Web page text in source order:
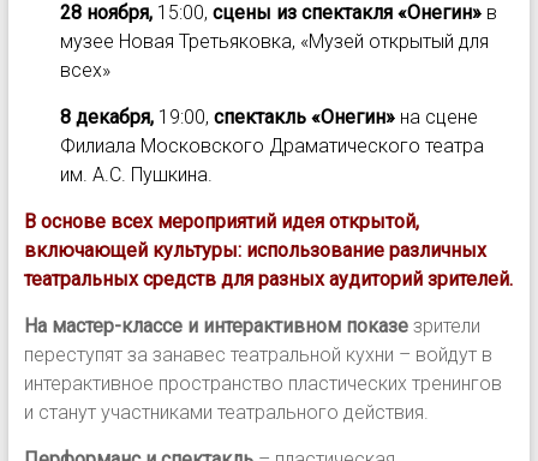
28 ноября, 15:00, сцены из спектакля «Онегин» в
музее Новая Третьяковка, «Музей открытый для
всех»
8 декабря, 19:00, спектакль «Онегин»на сцене
Филиала Московского Драматического театра
им. А.С. Пушкина.
В основе всех мероприятий идея открытой,
включающей культуры: использование различных
театральных средств для разных аудиторий зрителей.
На мастер-классе и интерактивном показезрители
переступят за занавес театральной кухни – войдут в
интерактивное пространство пластических тренингов
и станут участниками театрального действия.